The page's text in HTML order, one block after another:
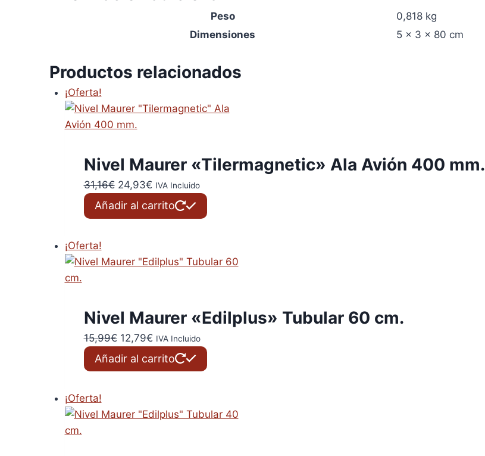
Peso
0,818 kg
Dimensiones
5 × 3 × 80 cm
Productos relacionados
¡Oferta!
Nivel Maurer «Tilermagnetic» Ala Avión 400 mm.
31,16€ El
precio
original
24,93€El
precio
actual
IVA Incluido
Añadir al carrito
¡Oferta!
Nivel Maurer «Edilplus» Tubular 60 cm.
15,99€ El
precio
original
12,79€El
precio
actual
IVA Incluido
Añadir al carrito
¡Oferta!